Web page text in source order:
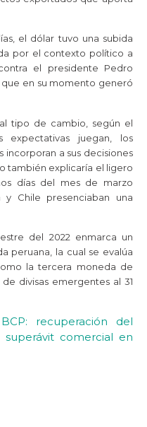
el dólar tuvo una subida
por el contexto político a
el presidente Pedro
en su momento generó
tipo de cambio, según el
expectativas juegan, los
incorporan a sus decisiones
también explicaría el ligero
días del mes de marzo
Chile presenciaban una
del 2022 enmarca un
peruana, la cual se evalúa
la tercera moneda de
divisas emergentes al 31
BCP: recuperación del
comercial en